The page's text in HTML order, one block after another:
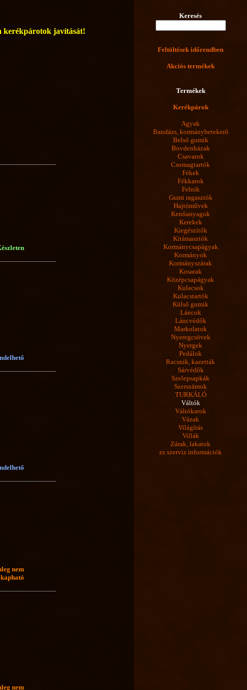
kerékpárotok javítását!
nem
kapható
nem
Keresés
Feltöltések időrendben
Akciós termékek
Termékek
Kerékpárok
Agyak
Bandázs, kormánybetekerő
Belső gumik
Bovdenházak
Csavarok
Csomagtartók
Fékek
Fékkarok
Felnik
Gumi ragasztók
Hajtóművek
Kenőanyagok
Kerekek
Kiegészítők
Kitámasztók
Kormánycsapágyak
Kormányok
Kormányszárak
Kosarak
Középcsapágyak
Kulacsok
Kulacstartók
Külső gumik
Láncok
Láncvédők
Markolatok
Nyeregcsövek
Nyergek
Pedálok
Racsnik, kazetták
Sárvédők
Szelepsapkák
Szerszámok
TURKÁLÓ
Váltók
Váltókarok
Vázak
Világítás
Villák
Zárak, lakatok
zz szerviz információk